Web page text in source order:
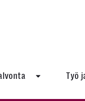
Työ